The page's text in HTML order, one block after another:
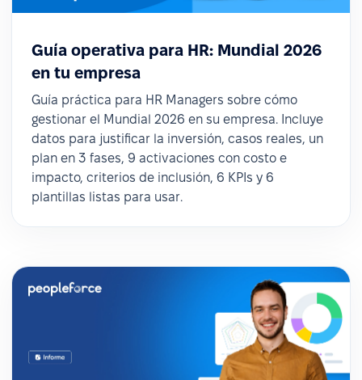
Guía operativa para HR: Mundial 2026
en tu empresa
Guía práctica para HR Managers sobre cómo
gestionar el Mundial 2026 en su empresa. Incluye
datos para justificar la inversión, casos reales, un
plan en 3 fases, 9 activaciones con costo e
impacto, criterios de inclusión, 6 KPIs y 6
plantillas listas para usar.